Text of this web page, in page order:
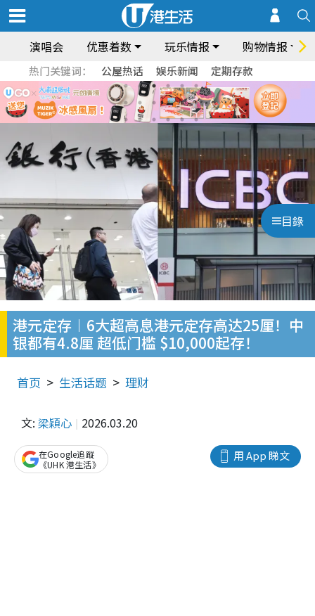
演唱会 优惠着数 玩乐情报 购物情报
热门关键词： 公屋热话 娱乐新闻 定期存款
目錄
港元定存︱6大超高息港元定存高达25厘！中
银都有4.8厘 超低门槛 $10,000起存！
首页 生活话题 理财
文: 梁穎心 2026.03.20
用 App 睇文
在Google追蹤
《UHK 港生活》